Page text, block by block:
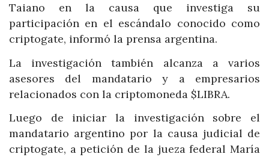
Taiano en la causa que investiga su
participación en el escándalo conocido como
criptogate, informó la prensa argentina.
La investigación también alcanza a varios
asesores del mandatario y a empresarios
relacionados con la criptomoneda $LIBRA.
Luego de iniciar la investigación sobre el
mandatario argentino por la causa judicial de
criptogate, a petición de la jueza federal María